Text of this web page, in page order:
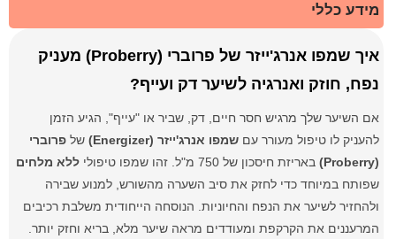
מידע כללי
איך שמפו אנרג'ייזר של פרוברי (Proberry) מעניק
נפח, חוזק ואנרגיה לשיער דק ועייף?
אם השיער שלך מרגיש חסר חיים, דק, שביר או "עייף", הגיע הזמן
להעניק לו טיפול מעורר עםשמפו אנרג'ייזר (Energizer) שלפרוברי
(Proberry)
באריזת חיסכון של 750 מ"ל. זהו שמפו טיפולי
ללא מלחים
שפותח במיוחד כדי לחזק את סיב השערה מהשורש, למנוע שבירה
ולהחזיר לשיער את הנפח והחיוניות. הנוסחה הייחודית משלבת רכיבים
המרעננים את הקרקפת ומעודדים מראה שיער מלא, בריא וחזק יותר.